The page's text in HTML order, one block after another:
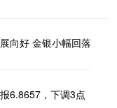
向好 金银小幅回落
6.8657，下调3点